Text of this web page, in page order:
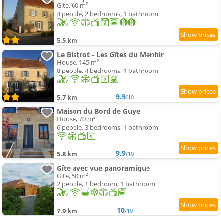
Gite, 60 m²
4 people, 2 bedrooms, 1 bathroom
5.5 km
Le Bistrot - Les Gîtes du Menhir
House, 145 m²
8 people, 4 bedrooms, 1 bathroom
5.7 km 9.9/10
Maison du Bord de Guye
House, 70 m²
6 people, 3 bedrooms, 1 bathroom
5.8 km 9.9/10
Gîte avec vue panoramique
Gite, 50 m²
2 people, 1 bedroom, 1 bathroom
7.9 km 10/10